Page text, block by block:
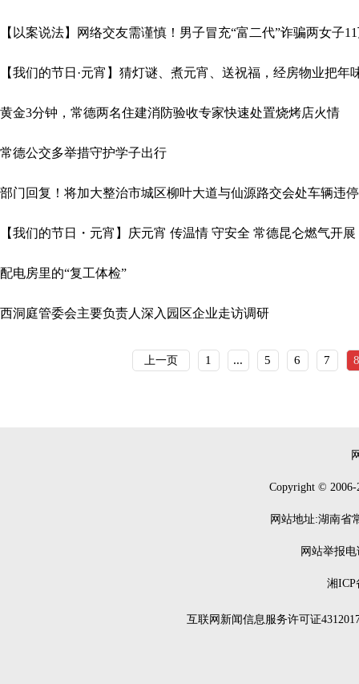
【以案说法】网络交友需谨慎！男子冒充“富二代”诈骗两女子
【我们的节日·元宵】猜灯谜、煮元宵、送祝福，经房物业把年
黄金3分钟，常德两名住建消防验收专家快速处置烧烤店火情
常德公交多举措守护学子出行
部门回复！将加大整治市城区柳叶大道与仙源路交会处车辆违停
【我们的节日・元宵】庆元宵 传温情 守安全 常德昆仑燃气开
配电房里的“复工体检”
西洞庭管委会主要负责人深入园区企业走访调研
上一页 1 ... 5 6 7 8
Copyright © 2006-
网站地址:湖南省
网站举报
湘ICP
互联网新闻信息服务许可证